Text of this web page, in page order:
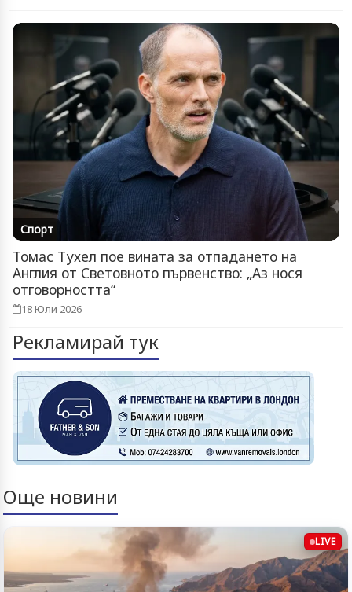
Спорт
Томас Тухел пое вината за отпадането на
Англия от Световното първенство: „Аз нося
отговорността“
18 Юли 2026
Рекламирай тук
Още новини
LIVE